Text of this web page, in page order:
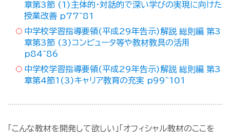
章第3節 (1)主体的・対話的で深い学びの実現に向けた
授業改善 p77~81
中学校学習指導要領(平成29年告示)解説 総則編 第3
章第3節 (3)コンピュータ等や教材教具の活用
p84~86
中学校学習指導要領(平成29年告示)解説 総則編 第3
章第4節1(3)キャリア教育の充実 p99~101
「こんな教材を開発して欲しい」「オフィシャル教材のここを